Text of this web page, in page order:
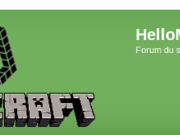
Forum du